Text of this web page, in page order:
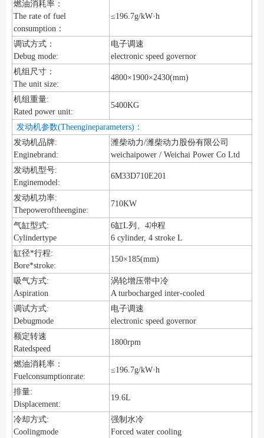
燃油消耗率：
The rate of fuel
consumption：
≤196.7g/kW·h
调试方式：
Debug mode:
电子调速
electronic speed governor
机组尺寸：
The unit size:
4800×1900×2430(mm)
机组重量:
Rated power unit:
5400KG
发动机参数(Theengineparameters)：
发动机品牌:
Enginebrand:
潍柴动力/潍柴动力股份有限公司
weichaipower / Weichai Power Co Ltd
发动机型号:
Enginemodel:
6M33D710E201
发动机功率:
Thepoweroftheengine:
710KW
气缸型式:
Cylindertype
6缸L列、4冲程
6 cylinder, 4 stroke L
缸径*行程:
Bore*stroke:
150×185(mm)
吸气方式:
Aspiration
涡轮增压带中冷
A turbocharged inter-cooled
调试方式:
Debugmode
电子调速
electronic speed governor
额定转速
Ratedspeed
1800rpm
燃油消耗率：
Fuelconsumptionrate:
≤196.7g/kW·h
排量:
Displacement:
19.6L
冷却方式:
Coolingmode
强制水冷
Forced water cooling